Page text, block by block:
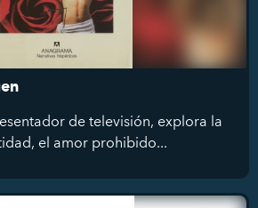
de televisión, explora la
el amor prohibido...